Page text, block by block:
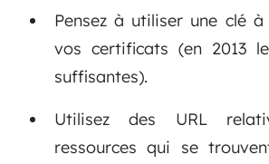
Pensez à utiliser une clé
vos certificats (en 2013
suffisantes).
Utilisez des URL
ressources qui se